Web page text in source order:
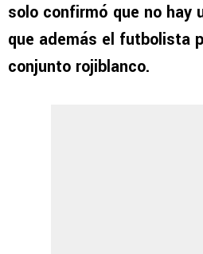
solo confirmó que no hay
que además el futbolista
conjunto rojiblanco.